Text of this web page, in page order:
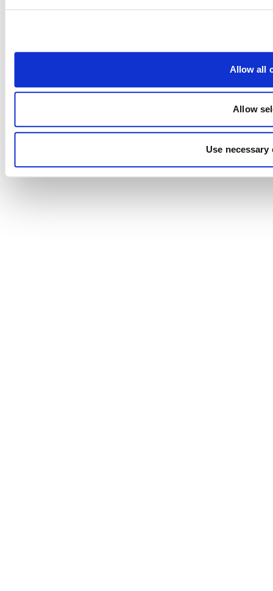
Allow all
Allow
Use